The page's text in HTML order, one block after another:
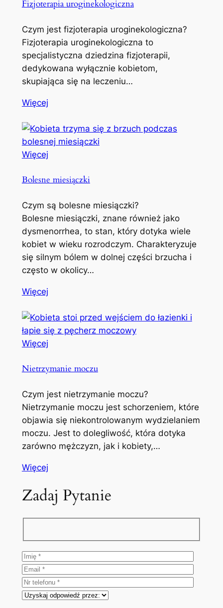
Fizjoterapia uroginekologiczna
Czym jest fizjoterapia uroginekologiczna?
Fizjoterapia uroginekologiczna to
specjalistyczna dziedzina fizjoterapii,
dedykowana wyłącznie kobietom,
skupiająca się na leczeniu…
Więcej
Więcej
Bolesne miesiączki
Czym są bolesne miesiączki?
Bolesne miesiączki, znane również jako
dysmenorrhea, to stan, który dotyka wiele
kobiet w wieku rozrodczym. Charakteryzuje
się silnym bólem w dolnej części brzucha i
często w okolicy…
Więcej
Więcej
Nietrzymanie moczu
Czym jest nietrzymanie moczu?
Nietrzymanie moczu jest schorzeniem, które
objawia się niekontrolowanym wydzielaniem
moczu. Jest to dolegliwość, która dotyka
zarówno mężczyzn, jak i kobiety,…
Więcej
Zadaj Pytanie